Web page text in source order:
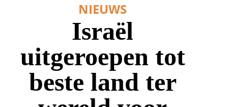
NIEUWS
Israël
uitgeroepen tot
beste land ter